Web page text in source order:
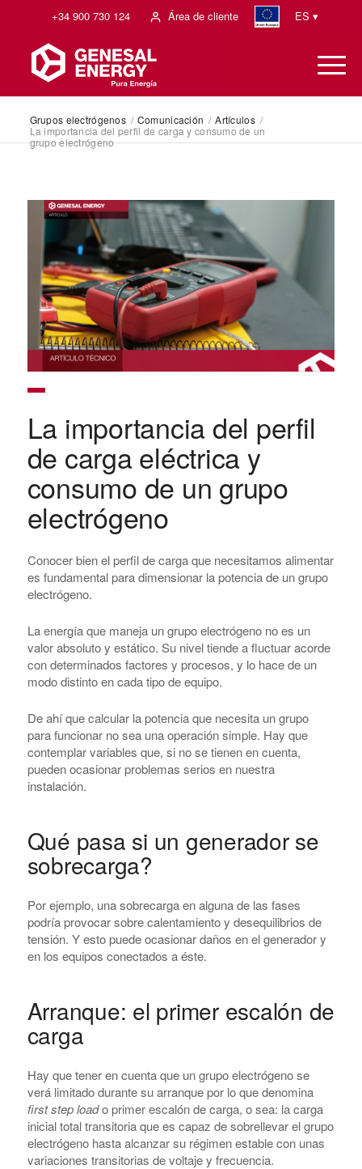
+34 900 730 124 Área de cliente ES ▾
Grupos electrógenos / Comunicación / Artículos /
La importancia del perfil de carga y consumo de un
grupo electrógeno
La importancia del perfil
de carga eléctrica y
consumo de un grupo
electrógeno
Conocer bien el perfil de carga que necesitamos alimentar
es fundamental para dimensionar la potencia de un grupo
electrógeno.
La energía que maneja un grupo electrógeno no es un
valor absoluto y estático. Su nivel tiende a fluctuar acorde
con determinados factores y procesos, y lo hace de un
modo distinto en cada tipo de equipo.
De ahí que calcular la potencia que necesita un grupo
para funcionar no sea una operación simple. Hay que
contemplar variables que, si no se tienen en cuenta,
pueden ocasionar problemas serios en nuestra
instalación.
Qué pasa si un generador se
sobrecarga?
Por ejemplo, una sobrecarga en alguna de las fases
podría provocar sobre calentamiento y desequilibrios de
tensión. Y esto puede ocasionar daños en el generador y
en los equipos conectados a éste.
Arranque: el primer escalón de
carga
Hay que tener en cuenta que un grupo electrógeno se
verá limitado durante su arranque por lo que denomina
first step loado primer escalón de carga, o sea: la carga
inicial total transitoria que es capaz de sobrellevar el grupo
electrógeno hasta alcanzar su régimen estable con unas
variaciones transitorias de voltaje y frecuencia.